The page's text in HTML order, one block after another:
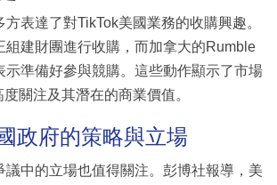
表達了對TikTok美國業務的收購興趣。
組建財團進行收購，而加拿大的Rumble
示準備好參與競購。這些動作顯示了市場
關注及其潛在的商業價值。
政府的策略與立場
議中的立場也值得關注。彭博社報導，美